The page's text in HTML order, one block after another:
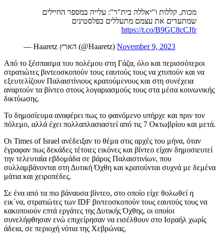
מכות, קללות ו"יאללה בית"ר": עלייה במספר החיילים
שמתעדים את עצמם מתעללים בפלסטינים
https://t.co/B9GC8cCJfr
— Haaretz הארץ (@Haaretz) November 9, 2023
Από το ξέσπασμα του πολέμου στη Γάζα, όλο και περισσότεροι
στρατιώτες βιντεοσκοπούν τους εαυτούς τους να χτυπούν και να
εξευτελίζουν Παλαιστίνιους κρατούμενους και στη συνέχεια
αναρτούν τα βίντεο στους λογαριασμούς τους στα μέσα κοινωνικής
δικτύωσης.
Το δημοσίευμα αναφέρει πως το φαινόμενο υπήρχε και πριν τον
πόλεμο, αλλά έχει πολλαπλασιαστεί από τις 7 Οκτωβρίου και μετά.
Οι Times of Israel ανέδειξαν το θέμα στις αρχές του μήνα, όταν
έγραφαν πως δεκάδες τέτοιες εικόνες και βίντεο είχαν δημοσιευτεί
την τελευταία εβδομάδα σε βάρος Παλαιστινίων, που
συλλαμβάνονται στη Δυτική Όχθη και κρατούνται συχνά με δεμένα
μάτια και χειροπέδες.
Σε ένα από τα πιο βάναυσα βίντεο, στο οποίο είχε θολωθεί η
εικ΄να, στρατιώτες των IDF βιντεοσκοπούν τους εαυτούς τους να
κακοποιούν επτά εργάτες της Δυτικής Όχθης, οι οποίοι
συνελήφθησαν ενώ επιχείρησαν να εισέλθουν στο Ισραήλ χωρίς
άδεια, σε περιοχή νότια της Χεβρώνας.